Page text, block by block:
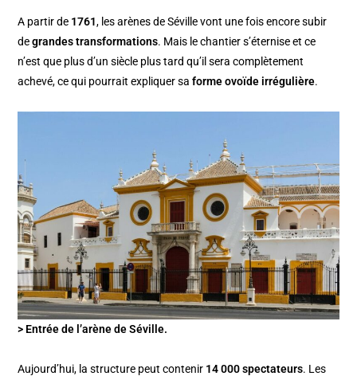
A partir de 1761, les arènes de Séville vont une fois encore subir
degrandes transformations. Mais le chantier s’éternise et ce
n’est que plus d’un siècle plus tard qu’il sera complètement
achevé, ce qui pourrait expliquer saforme ovoïde irrégulière.
> Entrée de l’arène de Séville.
Aujourd’hui, la structure peut contenir 14 000 spectateurs. Les